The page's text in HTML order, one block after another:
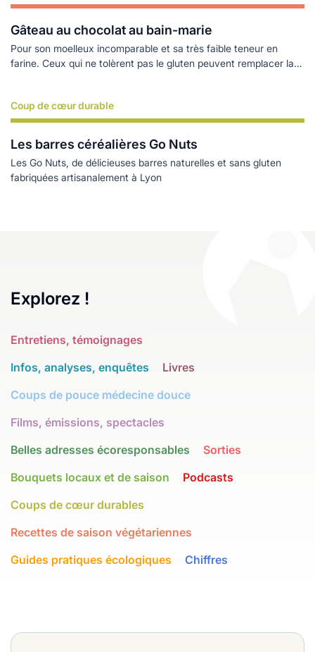
Gâteau au chocolat au bain-marie
Pour son moelleux incomparable et sa très faible teneur en
farine. Ceux qui ne tolèrent pas le gluten peuvent remplacer la
Coup de cœur durable
Les barres céréalières Go Nuts
Les Go Nuts, de délicieuses barres naturelles et sans gluten
fabriquées artisanalement à Lyon
Lire plus
Explorez !
Entretiens, témoignages
Infos, analyses, enquêtes
Livres
Coups de pouce médecine douce
Films, émissions, spectacles
Belles adresses écoresponsables
Sorties
Bouquets locaux et de saison
Podcasts
Coups de cœur durables
Recettes de saison végétariennes
Guides pratiques écologiques
Chiffres